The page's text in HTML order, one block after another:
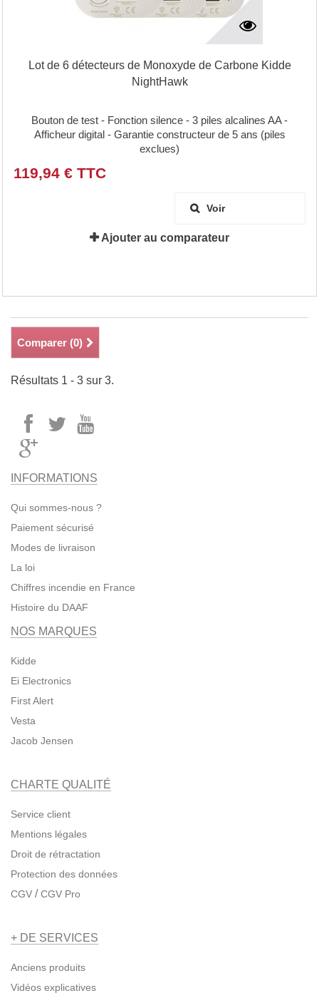
Lot de 6 détecteurs de Monoxyde de Carbone Kidde
NightHawk
Bouton de test - Fonction silence - 3 piles alcalines AA -
Afficheur digital - Garantie constructeur de 5 ans (piles
exclues)
119,94 € TTC
Voir
Ajouter au comparateur
Comparer (0)
Résultats 1 - 3 sur 3.
INFORMATIONS
Qui sommes-nous ?
Paiement sécurisé
Modes de livraison
La loi
Chiffres incendie en France
Histoire du DAAF
NOS MARQUES
Kidde
Ei Electronics
First Alert
Vesta
Jacob Jensen
CHARTE QUALITÉ
Service client
Mentions légales
Droit de rétractation
Protection des données
CGV /CGV Pro
+ DE SERVICES
Anciens produits
Vidéos explicatives